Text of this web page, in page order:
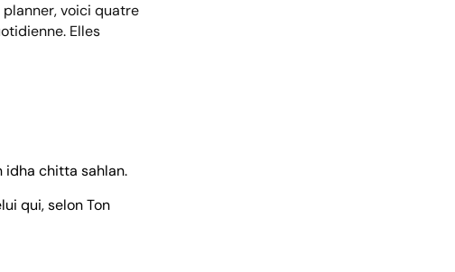
voici quatre
Elles
idha chitta sahlan.
qui, selon Ton